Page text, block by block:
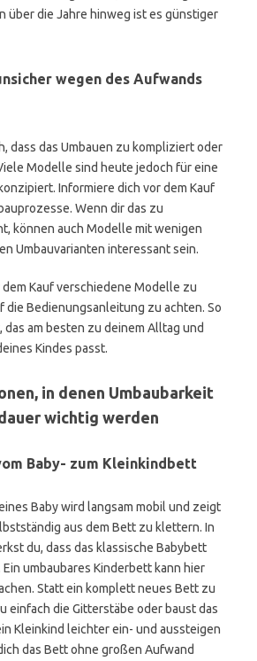
über die Jahre hinweg ist es günstiger
wegen des Aufwands
dass das Umbauen zu kompliziert oder
Modelle sind heute jedoch für eine
Informiere dich vor dem Kauf
Wenn dir das zu
können auch Modelle mit wenigen
Umbauvarianten interessant sein.
Kauf verschiedene Modelle zu
die Bedienungsanleitung zu achten. So
am besten zu deinem Alltag und
Kindes passt.
in denen Umbaubarkeit
wichtig werden
Baby- zum Kleinkindbett
Baby wird langsam mobil und zeigt
aus dem Bett zu klettern. In
du, dass das klassische Babybett
umbaubares Kinderbett kann hier
Statt ein komplett neues Bett zu
einfach die Gitterstäbe oder baust das
Kleinkind leichter ein- und aussteigen
das Bett ohne großen Aufwand